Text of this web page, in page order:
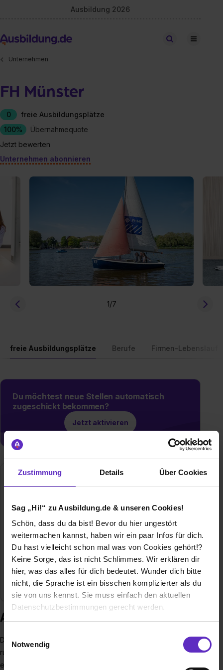
Zustimmung Details Über Cookies
Sag „Hi!“ zu Ausbildung.de & unseren Cookies!
Schön, dass du da bist! Bevor du hier ungestört
weitermachen kannst, haben wir ein paar Infos für dich.
Du hast vielleicht schon mal was von Cookies gehört!?
Keine Sorge, das ist nicht Schlimmes. Wir erklären dir
hier, was das alles für dich bedeutet. Wunder dich bitte
nicht, die Sprache ist ein bisschen komplizierter als du
sie von uns kennst. Sie muss einfach den aktuellen
Datenschutzbestimmungen gerecht werden.
Notwendig
Ausbildung 2026
Stellen finden
Unternehmen
FH Münster
0
freie Ausbildungsplätze
100%
Übernahmequote
Jetzt bewerten
Unternehmen abonnieren
1/7
freie Ausbildungsplätze Berufe Firmen-Lebenslauf
Du möchtest neue Stellen automatisch
zugeschickt bekommen?
Jetzt aktivieren
FH Münster
48149 Münster
E-Mail anzeigen
Gründungsjahr 1971
Mitarbeiter 1.350
Branche Bildung
Ausbildung bei FH Münster
Die FH Münster University of Applied Sciences steht mit ihren
rund 14.750 Studierenden und ca. 1.350 Beschäftigten sowie
einem weit diversifizierten Fächerangebot für